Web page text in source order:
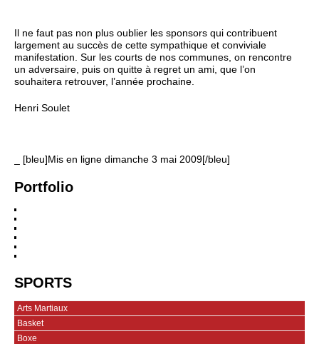
Il ne faut pas non plus oublier les sponsors qui contribuent
largement au succès de cette sympathique et conviviale
manifestation. Sur les courts de nos communes, on rencontre
un adversaire, puis on quitte à regret un ami, que l’on
souhaitera retrouver, l’année prochaine.
Henri Soulet
_ [bleu]Mis en ligne dimanche 3 mai 2009[/bleu]
Portfolio
SPORTS
Arts Martiaux
Basket
Boxe